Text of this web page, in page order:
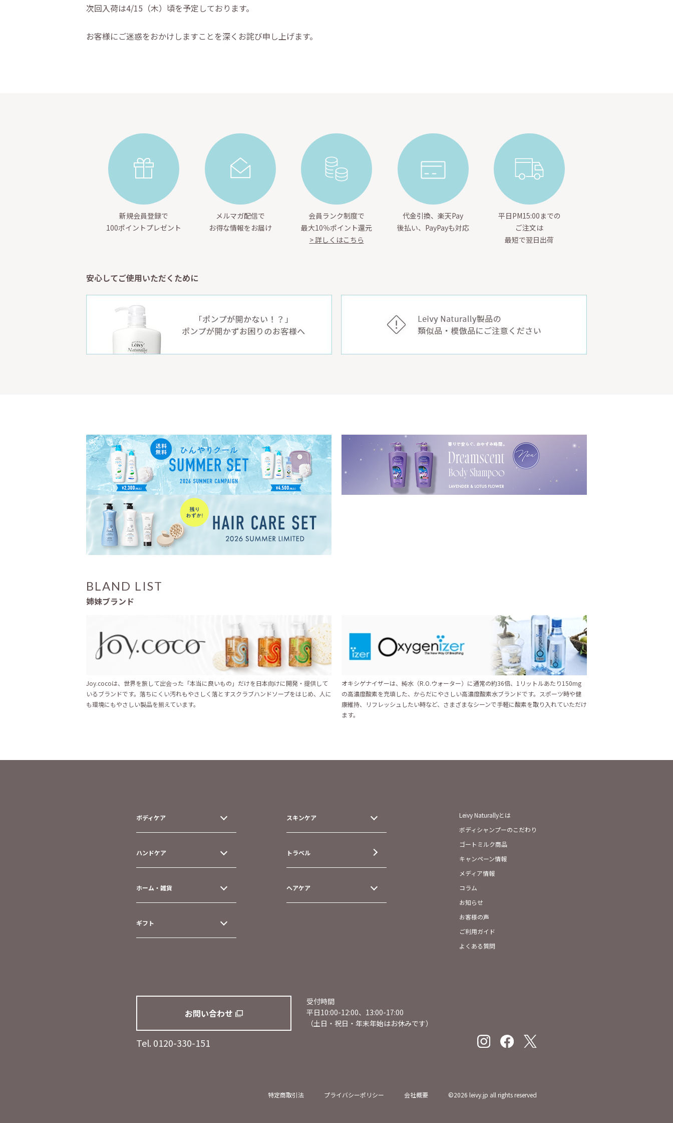
次回入荷は4/15（木）頃を予定しております。
お客様にご迷惑をおかけしますことを深くお詫び申し上げます。
新規会員登録で
100ポイントプレゼント
メルマガ配信で
お得な情報をお届け
会員ランク制度で
最大10％ポイント還元
> 詳しくはこちら
代金引換、楽天Pay
後払い、PayPayも対応
平日PM15:00までの
ご注文は
最短で翌日出荷
安心してご使用いただくために
BLAND LIST
姉妹ブランド
Joy.cocoは、世界を旅して出会った「本当に良いもの」だけを日本向けに開発・提供して
いるブランドです。落ちにくい汚れもやさしく落とすスクラブハンドソープをはじめ、人に
も環境にもやさしい製品を揃えています。
オキシゲナイザーは、純水（R.O.ウォーター）に通常の約36倍、1リットルあたり150mg
の高濃度酸素を充填した、からだにやさしい高濃度酸素水ブランドです。スポーツ時や健
康維持、リフレッシュしたい時など、さまざまなシーンで手軽に酸素を取り入れていただけ
ます。
ボディケア スキンケア
ハンドケア トラベル
ホーム・雑貨 ヘアケア
ギフト
Leivy Naturallyとは
ボディシャンプーのこだわり
ゴートミルク商品
キャンペーン情報
メディア情報
コラム
お知らせ
お客様の声
ご利用ガイド
よくある質問
お問い合わせ
Tel. 0120-330-151
受付時間
平日10:00-12:00、13:00-17:00
（土日・祝日・年末年始はお休みです）
特定商取引法 プライバシーポリシー 会社概要 ©2026 leivy.jp all rights reserved